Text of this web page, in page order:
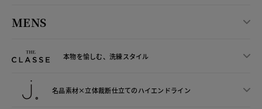
MENS
本物を愉しむ、洗練スタイル
名品素材×立体裁断仕立てのハイエンドライン